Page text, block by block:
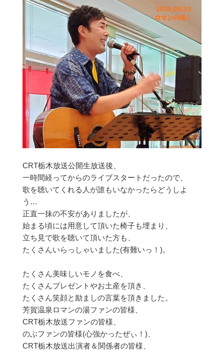
CRT栃木放送公開生放送後、
一時間経ってからのライブスタートだったので、
歌を聴いてくれる人が誰もいなかったらどうしよ
う…
正直一抹の不安がありましたが、
始まる頃には用意して頂いた椅子も埋まり、
立ち見で歌を聴いて頂いた方も、
たくさんいらっしゃいました(有難いっ！)。
たくさん美味しいモノを食べ、
たくさんプレゼントやお土産を頂き、
たくさん笑顔と励ましの言葉を頂きました。
芳賀温泉ロマンの湯ファンの皆様、
CRT栃木放送ファンの皆様、
のぶファンの皆様(心強かったぜぃ！)、
CRT栃木放送出演者＆関係者の皆様、